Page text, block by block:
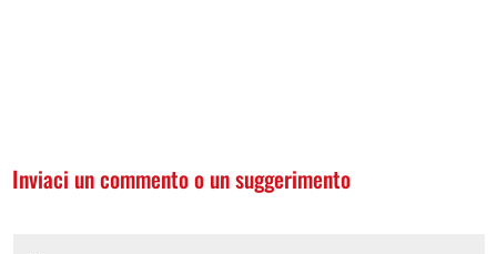
Inviaci un commento o un suggerimento